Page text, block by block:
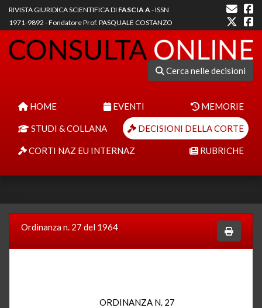
RIVISTA GIURIDICA SCIENTIFICA DI FASCIA A- ISSN
1971-9892 - Fondatore Prof. PASQUALE COSTANZO
Cerca nelle decisioni
HOME EVENTI MEMORIE
STUDI & COLLANA DECISIONI DELLA CORTE
CORTI NAZ EU INTERNAZ RUBRICHE
Ordinanza n. 27 del 1964
ORDINANZA N. 27